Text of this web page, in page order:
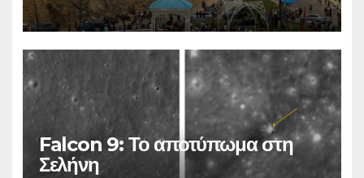
Falcon 9: Το αποτύπωμα στη
Σελήνη